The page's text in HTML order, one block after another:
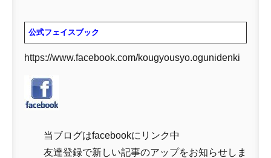
公式フェイスブック
https://www.facebook.com/kougyousyo.ogunidenki
当ブログはfacebookにリンク中
友達登録で新しい記事のアップをお知らせしま